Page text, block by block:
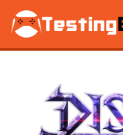
Zum Hauptinhalt springen